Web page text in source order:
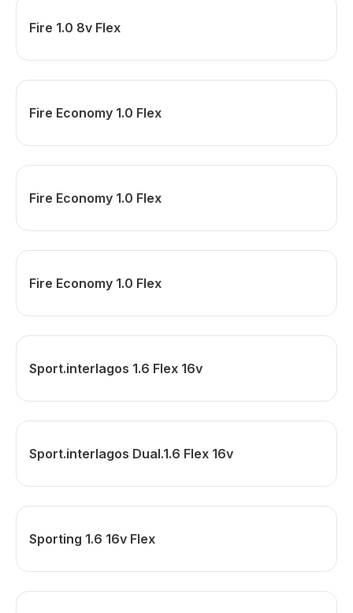
Fire 1.0 8v Flex
Fire Economy 1.0 Flex
Fire Economy 1.0 Flex
Fire Economy 1.0 Flex
Sport.interlagos 1.6 Flex 16v
Sport.interlagos Dual.1.6 Flex 16v
Sporting 1.6 16v Flex